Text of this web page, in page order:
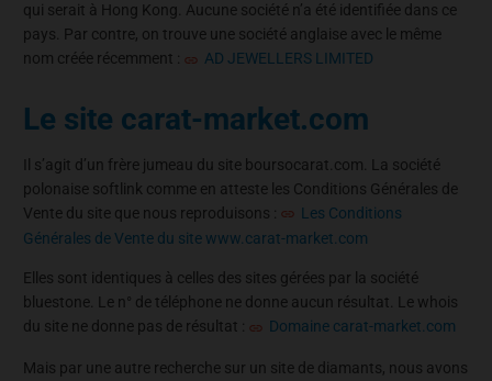
qui serait à Hong Kong. Aucune société n’a été identifiée dans ce
pays. Par contre, on trouve une société anglaise avec le même
nom créée récemment :
AD JEWELLERS LIMITED
Le site carat-market.com
Il s’agit d’un frère jumeau du site boursocarat.com. La société
polonaise softlink comme en atteste les Conditions Générales de
Vente du site que nous reproduisons :
Les Conditions
Générales de Vente du site www.carat-market.com
Elles sont identiques à celles des sites gérées par la société
bluestone. Le n° de téléphone ne donne aucun résultat. Le whois
du site ne donne pas de résultat :
Domaine carat-market.com
Mais par une autre recherche sur un site de diamants, nous avons